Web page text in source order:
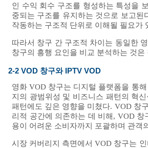
인 수익 회수 구조를 형성하는 특성을
중되는 구조를 유지하는 것으로 보고된
작동하는 구조적 단위로 이해될 필요가
따라서 창구 간 구조적 차이는 동일한
창구의 흥행 요인을 비교 분석하는 것
2-2 VOD 창구와 IPTV VOD
영화 VOD 창구는 디지털 플랫폼을 통
지의 광범위성 및 비즈니스 패턴의 혁
패턴에도 깊은 영향을 미쳤다. VOD 창
리적 공간에 의존하는 데 비해, VOD
용이 어려운 소비자까지 포괄하며 관객
시장 커버리지 측면에서 VOD 창구는